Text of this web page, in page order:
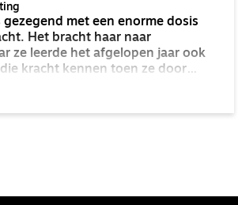
met een enorme dosis
Het bracht haar naar
ze leerde het afgelopen jaar ook
kracht kennen toen ze door
sokken geblazen werd. ‘We
dat het leven niet perfect is, of